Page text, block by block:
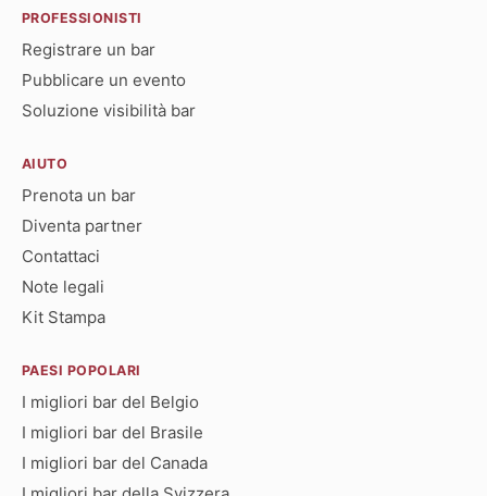
PROFESSIONISTI
Registrare un bar
Pubblicare un evento
Soluzione visibilità bar
AIUTO
Prenota un bar
Diventa partner
Contattaci
Note legali
Kit Stampa
PAESI POPOLARI
I migliori bar del Belgio
I migliori bar del Brasile
I migliori bar del Canada